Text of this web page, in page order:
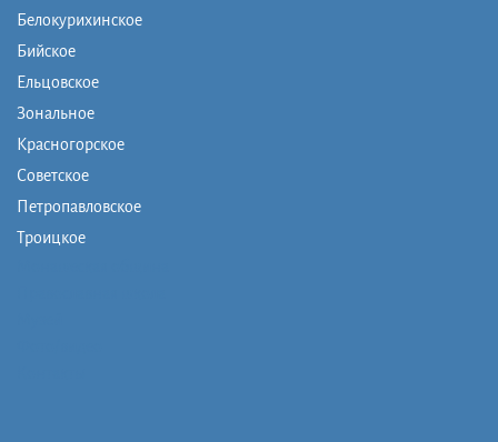
Белокурихинское
Бийское
Ельцовское
Зональное
Красногорское
Советское
Петропавловское
Троицкое